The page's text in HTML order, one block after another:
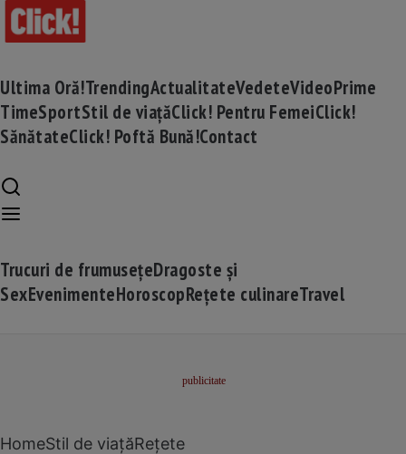
Ultima Oră!TrendingActualitateVedeteVideoPrime
TimeSportStil de viațăClick! Pentru FemeiClick!
SănătateClick! Poftă Bună!Contact
Trucuri de frumusețeDragoste și
SexEvenimenteHoroscopRețete culinareTravel
HomeStil de viațăRețete